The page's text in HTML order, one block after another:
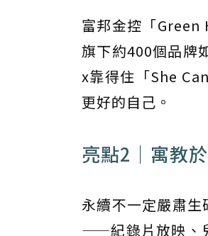
富邦金控「Green
旗下約400個品牌
x靠得住「She
更好的自己。
亮點2｜寓教
永續不一定嚴肅
——紀錄片放映、